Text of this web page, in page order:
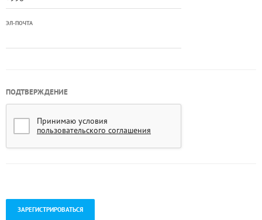
ЭЛ-ПОЧТА
ПОДТВЕРЖДЕНИЕ
Принимаю условия
пользовательского соглашения